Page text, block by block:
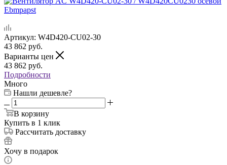
Артикул: W4D420-CU02-30
43 862 руб.
Варианты цен
43 862 руб.
Подробности
Много
Нашли дешевле?
В корзину
Купить в 1 клик
Рассчитать доставку
Хочу в подарок